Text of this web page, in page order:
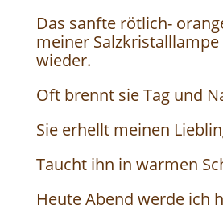
Das sanfte rötlich-
meiner
wieder.
Oft brennt sie Tag und
Sie erhellt meinen
Taucht ihn in warmen
Heute Abend werde ich